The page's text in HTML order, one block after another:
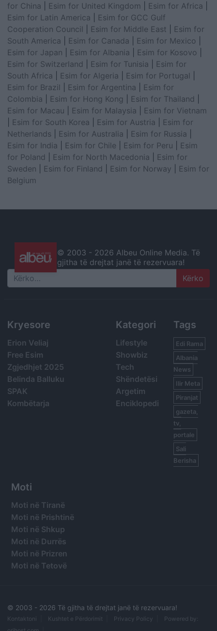
for China
Esim for United Kingdom Esim for Africa
Esim for Latin America
Esim for GCC Gulf
Cooperation Council
Esim for Middle East
Esim for
South America
Esim for Canada Esim for Mexico
Esim for Japan
Esim for Albania Esim for Kosovo
Esim for Switzerland
Esim for Tunisia
Esim for
South Africa
Esim for Algeria Esim for Portugal
Esim for Brazil
Esim for Argentina
Esim for
Colombia
Esim for Hong Kong Esim for Thailand
Esim for Macau
Esim for Malaysia
Esim for Vietnam
Esim for South Korea Esim for Austria
Esim for
Netherlands
Esim for Australia Esim for Russia
Esim for India
Esim for Chile Esim for Peru
Esim
for Poland
Esim for North Macedonia
Esim for
Sweden
Esim for Finland Esim for Norway
Esim for
Belgium
© 2003 - 2026 Albeu Online Media. Të
gjitha të drejtat janë të rezervuara!
Search
Kryesore
Erion Veliaj
Free Esim
Zgjedhjet 2025
Belinda Balluku
SPAK
Kombëtarja
Kategori
Lifestyle
Showbiz
Tech
Shëndetësi
Argetim
Enciklopedi
Tags
Edi Rama
Albania
News
Ilir Meta
Piranjat
gazeta,
tv,
portale
Sali
Berisha
Moti
Moti në Tiranë
Moti në Prishtinë
Moti në Shkup
Moti në Durrës
Moti në Prizren
Moti në Tetovë
© 2003 - 2026 Të gjitha të drejtat janë të rezervuara!
Kontaktoni Kushtet e Përdorimit Privacy Policy
Powered by: